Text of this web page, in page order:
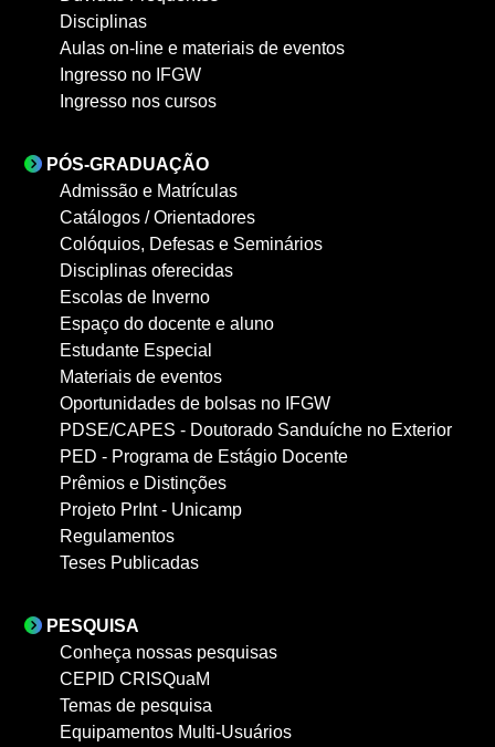
Disciplinas
Aulas on-line e materiais de eventos
Ingresso no IFGW
Ingresso nos cursos
PÓS-GRADUAÇÃO
Admissão e Matrículas
Catálogos / Orientadores
Colóquios, Defesas e Seminários
Disciplinas oferecidas
Escolas de Inverno
Espaço do docente e aluno
Estudante Especial
Materiais de eventos
Oportunidades de bolsas no IFGW
PDSE/CAPES - Doutorado Sanduíche no Exterior
PED - Programa de Estágio Docente
Prêmios e Distinções
Projeto PrInt - Unicamp
Regulamentos
Teses Publicadas
PESQUISA
Conheça nossas pesquisas
CEPID CRISQuaM
Temas de pesquisa
Equipamentos Multi-Usuários